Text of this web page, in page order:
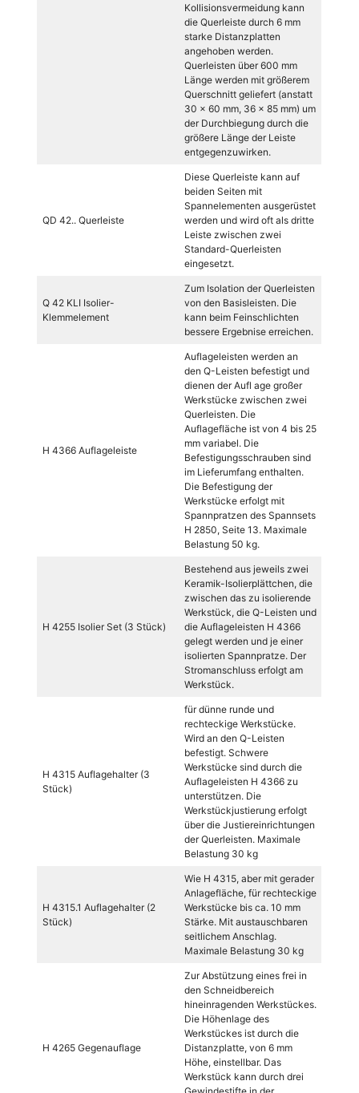
Kollisionsvermeidung kann
die Querleiste durch 6 mm
starke Distanzplatten
angehoben werden.
Querleisten über 600 mm
Länge werden mit größerem
Querschnitt geliefert (anstatt
30 x 60 mm, 36 x 85 mm) um
der Durchbiegung durch die
größere Länge der Leiste
entgegenzuwirken.
QD 42.. Querleiste
Diese Querleiste kann auf
beiden Seiten mit
Spannelementen ausgerüstet
werden und wird oft als dritte
Leiste zwischen zwei
Standard-Querleisten
eingesetzt.
Q 42 KLI Isolier-
Klemmelement
Zum Isolation der Querleisten
von den Basisleisten. Die
kann beim Feinschlichten
bessere Ergebnise erreichen.
H 4366 Auflageleiste
Auflageleisten werden an
den Q-Leisten befestigt und
dienen der Aufl age großer
Werkstücke zwischen zwei
Querleisten. Die
Auflagefläche ist von 4 bis 25
mm variabel. Die
Befestigungsschrauben sind
im Lieferumfang enthalten.
Die Befestigung der
Werkstücke erfolgt mit
Spannpratzen des Spannsets
H 2850, Seite 13. Maximale
Belastung 50 kg.
H 4255 Isolier Set (3 Stück)
Bestehend aus jeweils zwei
Keramik-Isolierplättchen, die
zwischen das zu isolierende
Werkstück, die Q-Leisten und
die Auflageleisten H 4366
gelegt werden und je einer
isolierten Spannpratze. Der
Stromanschluss erfolgt am
Werkstück.
H 4315 Auflagehalter (3
Stück)
für dünne runde und
rechteckige Werkstücke.
Wird an den Q-Leisten
befestigt. Schwere
Werkstücke sind durch die
Auflageleisten H 4366 zu
unterstützen. Die
Werkstückjustierung erfolgt
über die Justiereinrichtungen
der Querleisten. Maximale
Belastung 30 kg
H 4315.1 Auflagehalter (2
Stück)
Wie H 4315, aber mit gerader
Anlagefläche, für rechteckige
Werkstücke bis ca. 10 mm
Stärke. Mit austauschbaren
seitlichem Anschlag.
Maximale Belastung 30 kg
H 4265 Gegenauflage
Zur Abstützung eines frei in
den Schneidbereich
hineinragenden Werkstückes.
Die Höhenlage des
Werkstückes ist durch die
Distanzplatte, von 6 mm
Höhe, einstellbar. Das
Werkstück kann durch drei